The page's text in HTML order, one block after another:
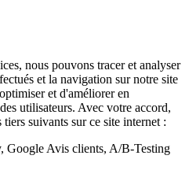
nous pouvons tracer et analyser
et la navigation sur notre site
et d'améliorer en
utilisateurs. Avec votre accord,
suivants sur ce site internet :
Google Avis clients, A/B-Testing